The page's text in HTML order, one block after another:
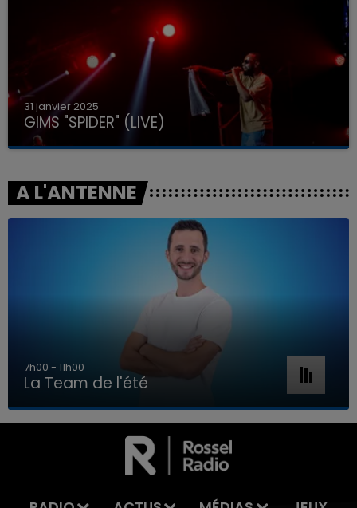
LA TEAM DE L'ÉTÉ
31 janvier 2025
GIMS "SPIDER" (LIVE)
A L'ANTENNE
7h00 - 11h00
La Team de l'été